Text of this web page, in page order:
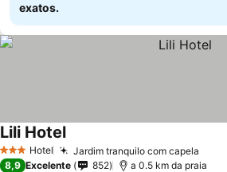
exatos.
3 EstrelasHotel Jardim tranquilo com capela
Lili Hotel
8,9 Excelente 852 a 0.5 km da praia